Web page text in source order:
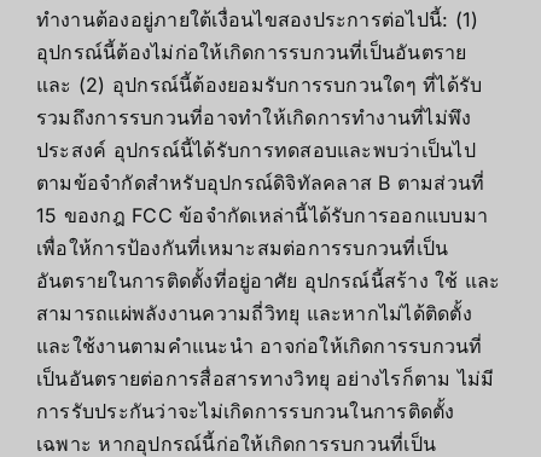
ทำงานต้องอยู่ภายใต้เงื่อนไขสองประการต่อไปนี้: (1)
อุปกรณ์นี้ต้องไม่ก่อให้เกิดการรบกวนที่เป็นอันตราย
และ (2) อุปกรณ์นี้ต้องยอมรับการรบกวนใดๆ ที่ได้รับ
รวมถึงการรบกวนที่อาจทำให้เกิดการทำงานที่ไม่พึง
ประสงค์ อุปกรณ์นี้ได้รับการทดสอบและพบว่าเป็นไป
ตามข้อจำกัดสำหรับอุปกรณ์ดิจิทัลคลาส B ตามส่วนที่
15 ของกฎ FCC ข้อจำกัดเหล่านี้ได้รับการออกแบบมา
เพื่อให้การป้องกันที่เหมาะสมต่อการรบกวนที่เป็น
อันตรายในการติดตั้งที่อยู่อาศัย อุปกรณ์นี้สร้าง ใช้ และ
สามารถแผ่พลังงานความถี่วิทยุ และหากไม่ได้ติดตั้ง
และใช้งานตามคำแนะนำ อาจก่อให้เกิดการรบกวนที่
เป็นอันตรายต่อการสื่อสารทางวิทยุ อย่างไรก็ตาม ไม่มี
การรับประกันว่าจะไม่เกิดการรบกวนในการติดตั้ง
เฉพาะ หากอุปกรณ์นี้ก่อให้เกิดการรบกวนที่เป็น